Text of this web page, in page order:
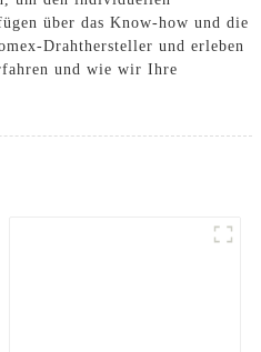
über das Know-how und die
Drahthersteller und erleben
und wie wir Ihre